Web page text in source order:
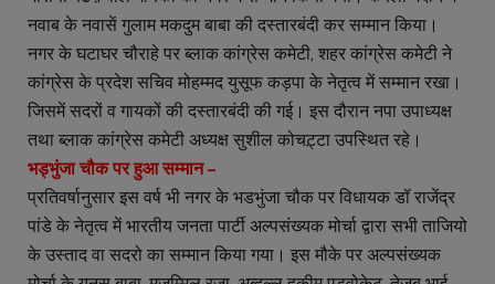
नवाब के नवासें गुलाम मकदुम बाबा की दस्तारबंदी कर सम्मान किया।
नगर के घटाघर चौराहे पर ब्लाक कांग्रेस कमेटी, शहर कांग्रेस कमेटी ने
कांग्रेस के प्रदेश सचिव मोहम्मद युसूफ कड़पा के नेतृत्व में सम्मान रखा।
जिसमें सदरों व गायकों की दस्तारबंदी की गई। इस दौरान नपा उपाध्यक्ष
तथा ब्लाक कांग्रेस कमेटी अध्यक्ष सुशील कोचट़्टा उपस्थित रहे।
भड्भुंजा चौक पर हुआ सम्मान –
प्रतिवर्षानुसार इस वर्ष भी नगर के भडभुंजा चौक पर विधायक डॉ राजेंद्र
पांडे के नेतृत्व में भारतीय जनता पार्टी अल्पसंख्यक मोर्चा द्वारा सभी ताजियो
के उस्ताद वा सदरो का सम्मान किया गया। इस मौके पर अल्पसंख्यक